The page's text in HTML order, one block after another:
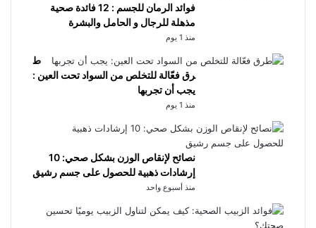
فوائد الرمان للجسم : 12 فائدة صحية
مذهلة للرجال و الحامل والبشرة
منذ 1 يوم
ط
رق فعّالة للتخلص من السواد تحت العين :
يجب أن تجربها
منذ 1 يوم
نصائح لإنقاص الوزن بشكل صحي: 10
إرشادات ذهبية للحصول على جسم رشيق
منذ أسبوع واحد